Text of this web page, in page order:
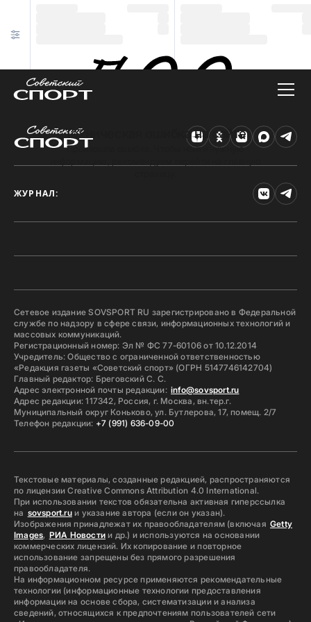
Техническая ошибка на сайте
Произошла ошибка. Чтобы найти нужную
ЖУРНАЛ:
Сетевое издание SOVSPORT RU зарегистрировано в Федеральной
службе по надзору в сфере связи, информационных технологий и
массовых коммуникаций.
Регистрационный номер: Эл № ФС 77-60106 от 10.12.2014
Учредитель: Общество с ограниченной ответственностью
«Редакция газеты «Советский спорт» (ОГРН 5147746142704)
Главный редактор: Бреговский С. С.
Адрес электронной почты редакции: info@sovsport.ru
Адрес редакции: 117342, Россия, г. Москва, вн.тер.г.
Муниципальный округ Коньково, ул. Бутлерова, 17, помещ. 2/7
Телефон редакции: +7 (991) 636-09-00
Текстовые материалы, созданные редакцией, распространяются
по лицензии Creative Commons Attribution 4.0 International.
При использовании текстов обязательна активная гиперссылка
на sovsport.ruи указание автора (если он указан).
Изображения принадлежат их правообладателям (включая Getty
Images, РИА Новостии др.) и используются на основании
коммерческих лицензий. Их копирование и повторное
использование запрещены без прямого разрешения
правообладателя.
На информационном ресурсе применяются рекомендательные
технологии (информационные технологии предоставления
информации на основе сбора, систематизации и анализа
сведений, относящихся к предпочтениям пользователей сети